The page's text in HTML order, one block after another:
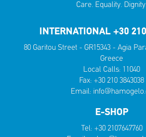
Care. Equality.
INTERNATIONAL +30
80 Garitou Street - GR15343 - Agia
Greece
Local Calls: 11040
Fax: +30 210 3843038
Email:
E-SHOP
Tel: +30 2107647760